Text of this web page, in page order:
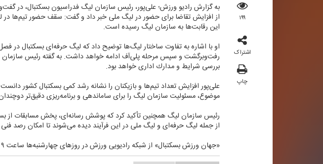
۱۹۹
اشتراک
چاپ
به گزارش رادیو ورزش؛ علی‌پور، رئیس سازمان لیگ فدراسیون بسكتبال، در
این رقابت‌ها به سازمان لیگ رسیده است.
رفت‌وبرگشت و سپس مرحله پلی‌آف ادامه خواهد داشت. به گفته رئیس سازمان
بررسی شرایط و مدارك اداری خواهد بود.
علی‌پور افزایش تعداد تیم‌ها و بازیكنان را نشانه رشد كمی بسكتبال كشور
موضوع، مسئولیت سازمان لیگ را برای ساماندهی و برنامه‌ریزی دقیق‌تر
رئیس سازمان لیگ همچنین تأكید كرد كه پوشش رسانه‌ای، پخش مسابقات از
از جمله لیگ حرفه‌ای و لیگ ملی در این فرآیند دیده می‌شوند تا امكان رصد فنی
«جهان ورزش بسكتبال» از شبكه رادیویی ورزش در روزهای چهارشنبه‌ها ساعت ۹ صبح پخش می‌شود.